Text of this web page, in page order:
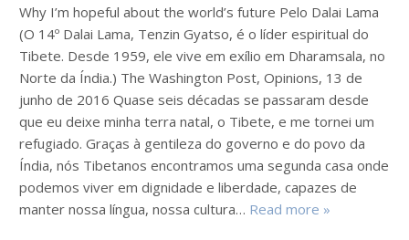
Why I’m hopeful about the world’s future Pelo Dalai Lama
(O 14º Dalai Lama, Tenzin Gyatso, é o líder espiritual do
Tibete. Desde 1959, ele vive em exílio em Dharamsala, no
Norte da Índia.) The Washington Post, Opinions, 13 de
junho de 2016 Quase seis décadas se passaram desde
que eu deixe minha terra natal, o Tibete, e me tornei um
refugiado. Graças à gentileza do governo e do povo da
Índia, nós Tibetanos encontramos uma segunda casa onde
podemos viver em dignidade e liberdade, capazes de
manter nossa língua, nossa cultura… Read more »